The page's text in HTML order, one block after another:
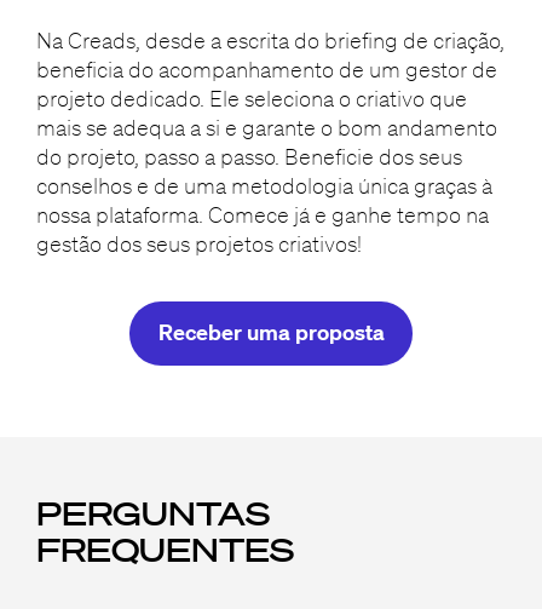
Na Creads, desde a escrita do briefing de criação,
beneficia do acompanhamento de um gestor de
projeto dedicado. Ele seleciona o criativo que
mais se adequa a si e garante o bom andamento
do projeto, passo a passo. Beneficie dos seus
conselhos e de uma metodologia única graças à
nossa plataforma. Comece já e ganhe tempo na
gestão dos seus projetos criativos!
Receber uma proposta
PERGUNTAS
FREQUENTES